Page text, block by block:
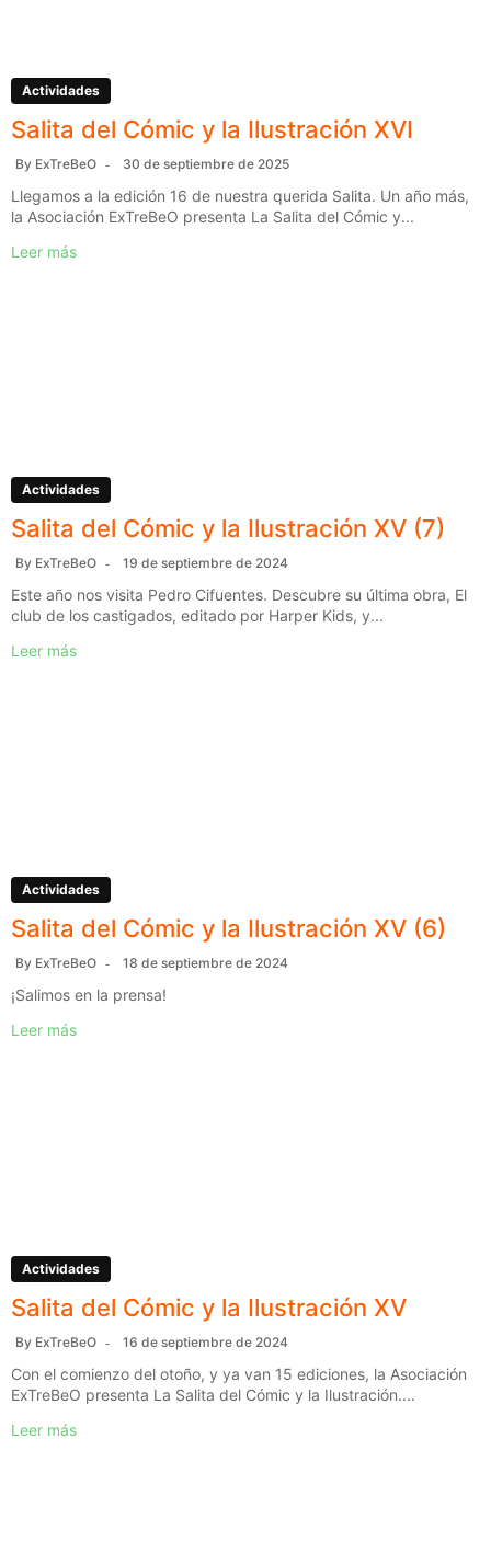
Actividades
Salita del Cómic y la Ilustración XVI
By ExTreBeO 30 de septiembre de 2025
Llegamos a la edición 16 de nuestra querida Salita. Un año más,
la Asociación ExTreBeO presenta La Salita del Cómic y...
Leer más
Actividades
Salita del Cómic y la Ilustración XV (7)
By ExTreBeO 19 de septiembre de 2024
Este año nos visita Pedro Cifuentes. Descubre su última obra, El
club de los castigados, editado por Harper Kids, y...
Leer más
Actividades
Salita del Cómic y la Ilustración XV (6)
By ExTreBeO 18 de septiembre de 2024
¡Salimos en la prensa!
Leer más
Actividades
Salita del Cómic y la Ilustración XV
By ExTreBeO 16 de septiembre de 2024
Con el comienzo del otoño, y ya van 15 ediciones, la Asociación
ExTreBeO presenta La Salita del Cómic y la Ilustración....
Leer más